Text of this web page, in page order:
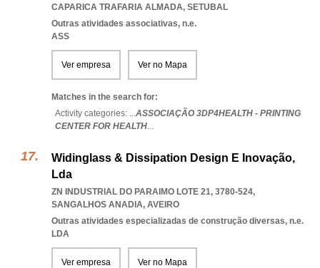
CAPARICA TRAFARIA ALMADA, SETUBAL
Outras atividades associativas, n.e.
ASS
Ver empresa Ver no Mapa
Matches in the search for:
Activity categories: ...ASSOCIAÇÃO 3DP4HEALTH - PRINTING
CENTER FOR HEALTH...
Widinglass & Dissipation Design E Inovação,
Lda
ZN INDUSTRIAL DO PARAIMO LOTE 21, 3780-524,
SANGALHOS ANADIA, AVEIRO
Outras atividades especializadas de construção diversas, n.e.
LDA
Ver empresa Ver no Mapa